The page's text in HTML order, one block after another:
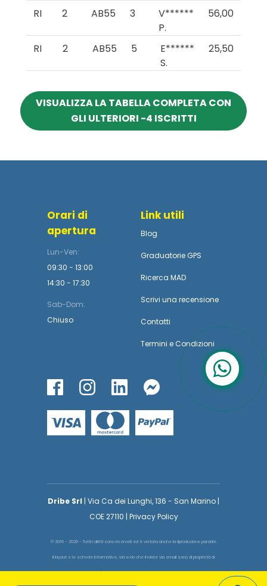
RI 2 AB55 3
V******
P.
56,00
RI 2 AB55 5
E******
S.
25,50
VISUALIZZA LA TABELLA COMPLETA CON
GLI ULTERIORI -4 ISCRITTI
Orari di
apertura
Lun-Ven:
09:30 - 13:00
14:30 - 17:30
Sab-Dom:
Chiuso
Link utili
Blog
Graduatorie GPS
Ricerca MAD
Scrivi una recensione
Contatti
Termini e Condizioni
Dribe Srl | Via Ca dei Lunghi, 136 - San Marino |
COE 27110 | Privacy Policy
© 2016 - 2026 - Tutti i diritti sono riservati ed è vietata anche la riproduzione parziale.
Il layout e le schede informative, sia web che inviate via email sono di proprietà di
voglioinsegnare.it pertanto è fatto assoluto divieto replicare o copiare parte del layout